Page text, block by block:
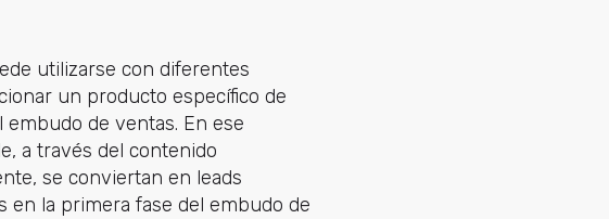
utilizarse con diferentes
un producto específico de
de ventas. En ese
a través del contenido
se conviertan en leads
en la primera fase del embudo de